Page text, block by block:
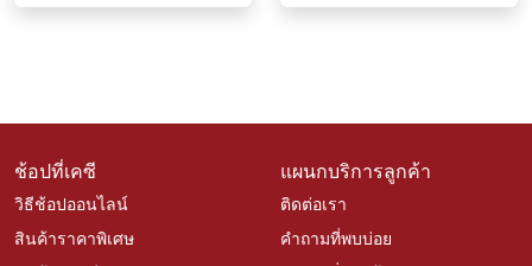
ช้อปที่เคซี
วิธีช้อปออนไลน์
สินค้าราคาพิเศษ
แผนกบริการลูกค้า
ติดต่อเรา
คำถามที่พบบ่อย